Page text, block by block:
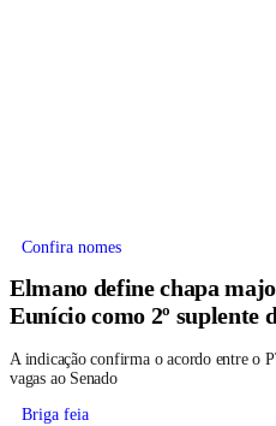
Confira nomes
Elmano define chapa
Eunício como 2º suplente
A indicação confirma o acordo entre o
vagas ao Senado
Briga feia